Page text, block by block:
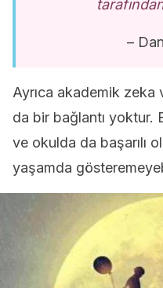
–
Ayrıca akademik zeka
da bir bağlantı yoktur.
ve okulda da başarılı
yaşamda